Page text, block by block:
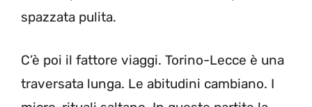
spazzata pulita.
C’è poi il fattore viaggi. Torino-Lecce è una
traversata lunga. Le abitudini cambiano. I